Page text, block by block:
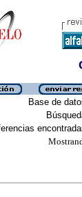
Base de